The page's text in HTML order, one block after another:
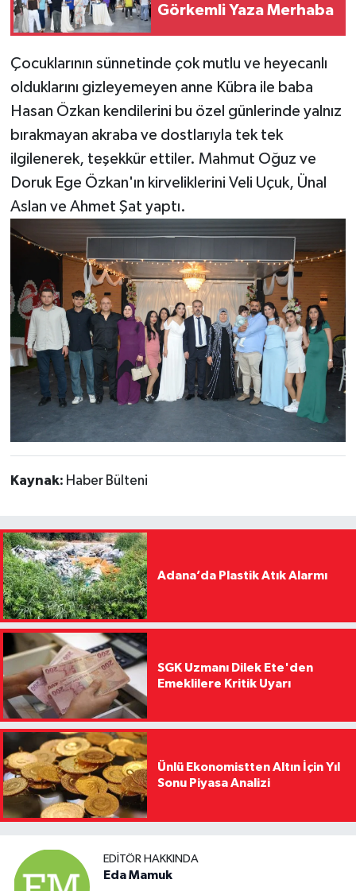
Görkemli Yaza Merhaba
Çocuklarının sünnetinde çok mutlu ve heyecanlı
olduklarını gizleyemeyen anne Kübra ile baba
Hasan Özkan kendilerini bu özel günlerinde yalnız
bırakmayan akraba ve dostlarıyla tek tek
ilgilenerek, teşekkür ettiler. Mahmut Oğuz ve
Doruk Ege Özkan'ın kirveliklerini Veli Uçuk, Ünal
Aslan ve Ahmet Şat yaptı.
Kaynak: Haber Bülteni
Adana’da Plastik Atık Alarmı
SGK Uzmanı Dilek Ete'den
Emeklilere Kritik Uyarı
Ünlü Ekonomistten Altın İçin Yıl
Sonu Piyasa Analizi
EDITÖR HAKKINDA
Eda Mamuk